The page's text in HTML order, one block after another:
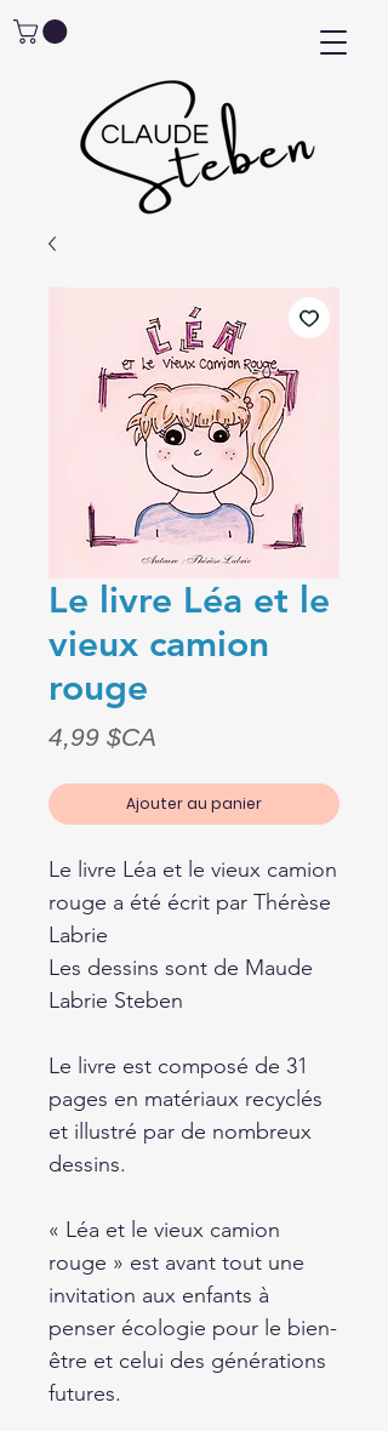
Le livre Léa et le
vieux camion
rouge
4,99 $CA
Ajouter au panier
Le livre Léa et le vieux camion
rouge a été écrit par Thérèse
Labrie
Les dessins sont de Maude
Labrie Steben
Le livre est composé de 31
pages en matériaux recyclés
et illustré par de nombreux
dessins.
« Léa et le vieux camion
rouge » est avant tout une
invitation aux enfants à
penser écologie pour le bien-
être et celui des générations
futures.